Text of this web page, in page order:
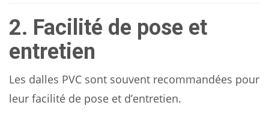
2. Facilité de pose et
entretien
Les dalles PVC sont souvent recommandées pour
leur facilité de pose et d’entretien.